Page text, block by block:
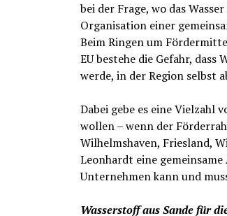
bei der Frage, wo das
Organisation einer
Beim Ringen um
EU bestehe die Gefahr,
werde, in der Region selbst
Dabei gebe es eine Vielzahl
wollen – wenn der
Wilhelmshaven, Friesland,
Leonhardt eine
Unternehmen kann und
Wasserstoff aus Sande für